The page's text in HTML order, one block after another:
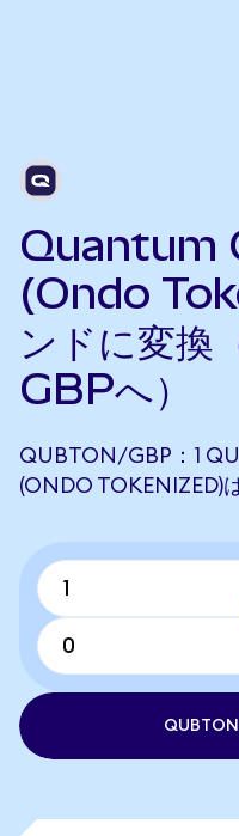
Quantum
(Ondo
ンドに変換
GBPへ）
QUBTON/GBP：1
(ONDO TOKENIZED)